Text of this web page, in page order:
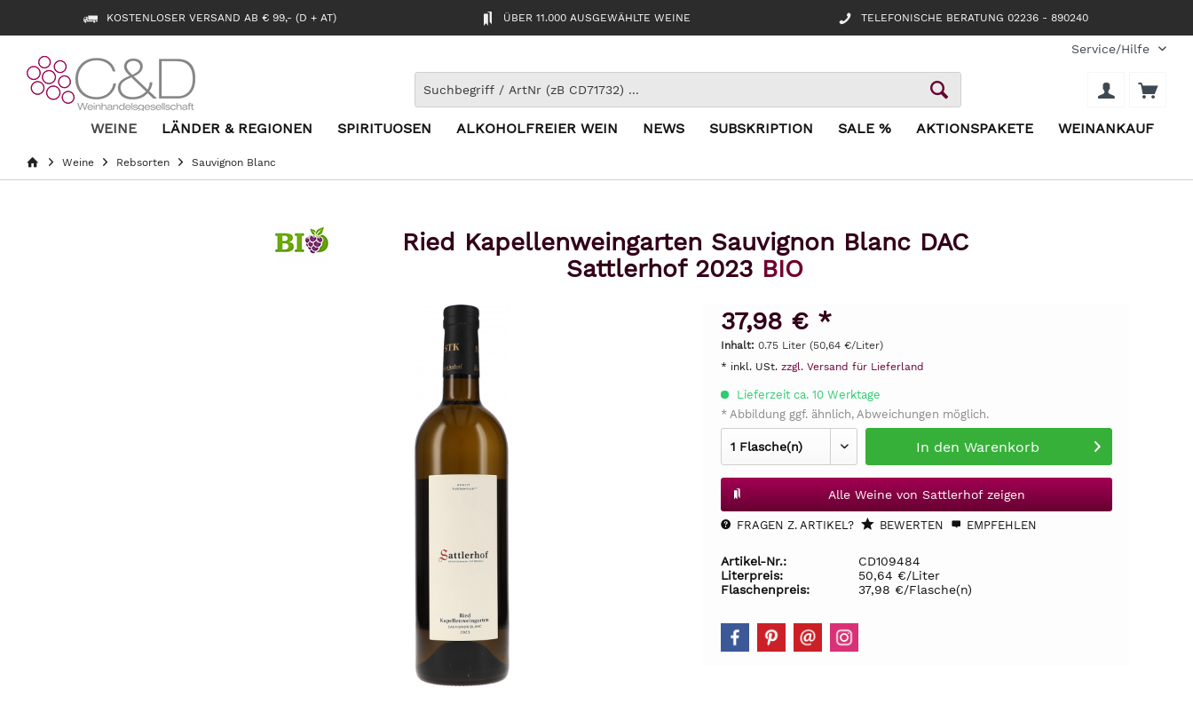
KOSTENLOSER VERSAND AB € 99,- (D + AT) ÜBER 11.000 AUSGEWÄHLTE WEINE TELEFONISCHE BERATUNG 02236 - 890240
Service/Hilfe
WEINE LÄNDER & REGIONEN SPIRITUOSEN ALKOHOLFREIER WEIN NEWS SUBSKRIPTION SALE % AKTIONSPAKETE WEINANKAUF
Weine Rebsorten Sauvignon Blanc
Ried Kapellenweingarten Sauvignon Blanc DAC
Sattlerhof 2023 BIO
37,98 € *
Inhalt: 0.75 Liter (50,64 €/Liter)
* inkl. USt. zzgl. Versand für Lieferland
Lieferzeit ca. 10 Werktage
* Abbildung ggf. ähnlich, Abweichungen möglich.
In den Warenkorb
Alle Weine von Sattlerhof zeigen
FRAGEN Z. ARTIKEL? BEWERTEN EMPFEHLEN
Artikel-Nr.:
CD109484
Literpreis:
50,64 €/Liter
Flaschenpreis:
37,98 €/Flasche(n)